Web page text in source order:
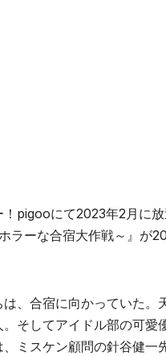
pigooにて2023年2月に
ラーな合宿大作戦～』が
、合宿に向かっていた。
そしてアイドル部の可愛
ミスケン顧問の針谷健一